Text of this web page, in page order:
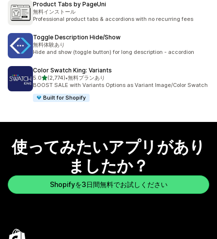
Product Tabs by PageUni
無料インストール
Professional product tabs & accordions with no recurring fees
Toggle Description Hide/Show
無料体験あり
Hide and show (toggle button) for long description - accordion
Color Swatch King: Variants
5.05つ星中
(2,774)
合計レビュー数：2774件
•無料プランあり
BOOST SALE with Variants Options as Variant Image/Color Swatch
Built for Shopify
使ってみたいアプリがあり
ましたか？
Shopifyを3日間無料でお試しください